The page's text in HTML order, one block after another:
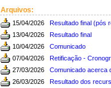
Arquivos:
15/04/2026
Resultado final (pós
13/04/2026
Resultado final
10/04/2026
Comunicado
07/04/2026
Retificação -
27/03/2026
Comunicado acerca
26/03/2026
Resultado dos